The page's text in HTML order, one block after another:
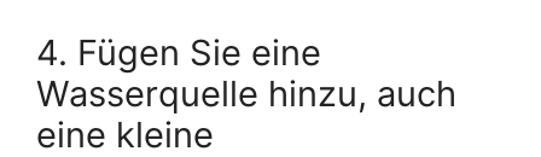
4. Fügen Sie eine
Wasserquelle hinzu, auch
eine kleine